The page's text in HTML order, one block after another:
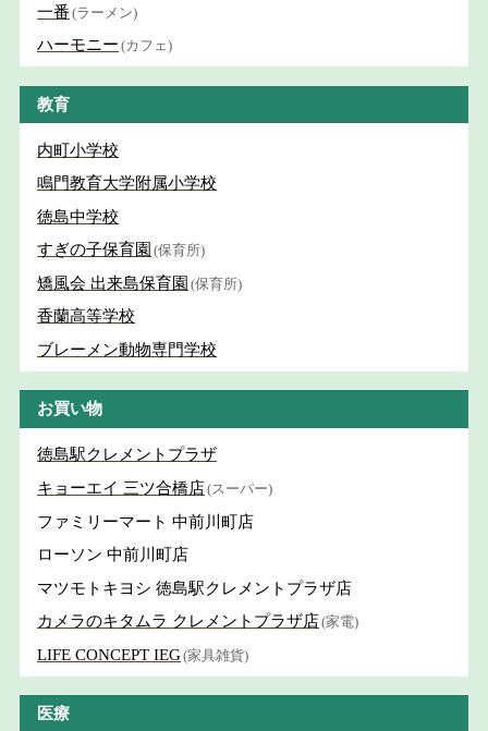
一番 (ラーメン)
ハーモニー (カフェ)
教育
内町小学校
鳴門教育大学附属小学校
徳島中学校
すぎの子保育園 (保育所)
矯風会 出来島保育園 (保育所)
香蘭高等学校
ブレーメン動物専門学校
お買い物
徳島駅クレメントプラザ
キョーエイ 三ツ合橋店(スーパー)
ファミリーマート 中前川町店
ローソン 中前川町店
マツモトキヨシ 徳島駅クレメントプラザ店
カメラのキタムラ クレメントプラザ店(家電)
LIFE CONCEPT IEG(家具雑貨)
医療